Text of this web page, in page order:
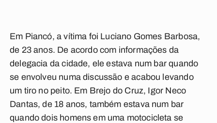
Em Piancó, a vítima foi Luciano Gomes Barbosa,
de 23 anos. De acordo com informações da
delegacia da cidade, ele estava num bar quando
se envolveu numa discussão e acabou levando
um tiro no peito. Em Brejo do Cruz, Igor Neco
Dantas, de 18 anos, também estava num bar
quando dois homens em uma motocicleta se